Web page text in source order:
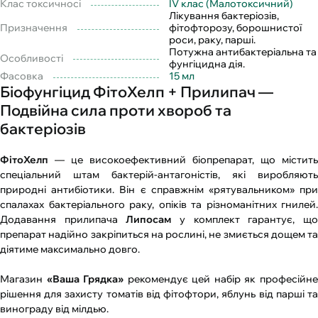
Клас токсичносі
IV клас (Малотоксичний)
Призначення
Лікування бактеріозів,
фітофторозу, борошнистої
роси, раку, парші.
Особливості
Потужна антибактеріальна та
фунгіцидна дія.
Фасовка
15 мл
Біофунгіцид ФітоХелп + Прилипач —
Подвійна сила проти хвороб та
бактеріозів
ФітоХелп — це високоефективний біопрепарат, що містить
спеціальний штам бактерій-антагоністів, які виробляють
природні антибіотики. Він є справжнім «рятувальником» при
спалахах бактеріального раку, опіків та різноманітних гнилей.
Додавання прилипачаЛипосам у комплект гарантує, що
препарат надійно закріпиться на рослині, не змиється дощем та
діятиме максимально довго.
Магазин «Ваша Грядка» рекомендує цей набір як професійне
рішення для захисту томатів від фітофтори, яблунь від парші та
винограду від мілдью.